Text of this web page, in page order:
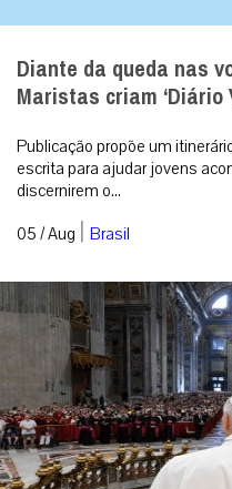
Diante da queda nas
Maristas criam ‘Diário
Publicação propõe um
escrita para ajudar jovens
discernirem o...
05 / Aug | Brasil